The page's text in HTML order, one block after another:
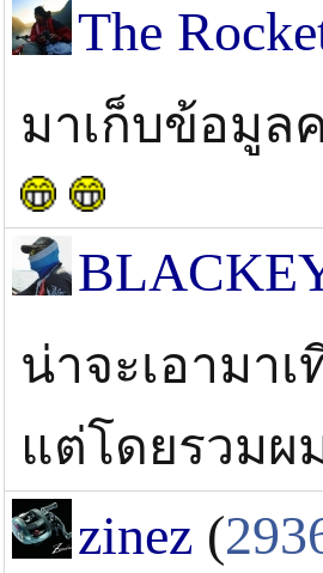
The
มาเก็บข้อมูล
น่าจะเอามา
แต่โดยรวมผ
zinez (